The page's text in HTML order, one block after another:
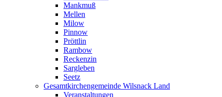
Mankmuß
Mellen
Milow
Pinnow
Pröttlin
Rambow
Reckenzin
Sargleben
Seetz
Gesamtkirchengemeinde Wilsnack Land
Veranstaltungen